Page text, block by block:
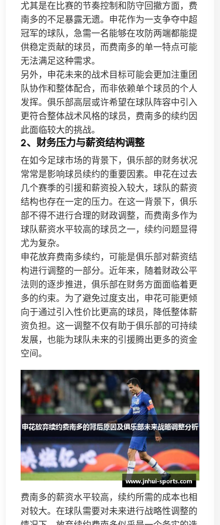
尤其是在比赛的节奏控制和防守回撤方面，费
南多的不足暴露无遗。申花作为一支争夺中超
冠军的球队，急需一名能够在攻防两端都能提
供稳定贡献的球员，而费南多的单一特点可能
无法满足这种需求。
另外，申花未来的战术目标可能会更加注重团
队协作和整体配合，而非依赖单个球员的个人
发挥。俱乐部高层或许希望在球队阵容中引入
更符合整体战术风格的球员，费南多的续约因
此面临较大的挑战。
2、财务压力与薪资结构调整
在如今足球市场的背景下，俱乐部的财务状况
常常是影响球员续约的重要因素。申花在过去
几个赛季的引援和薪资投入较大，球队的薪资
结构也存在一定的压力。在这一背景下，俱乐
部不得不进行合理的财政调整，而费南多作为
球队薪资水平较高的球员之一，续约问题显得
尤为复杂。
申花放弃费南多续约，可能是俱乐部对薪资结
构进行调整的一部分。近年来，随着财政公平
法则的逐步推进，俱乐部在财务方面面临着更
多的约束。为了避免过度支出，申花可能更倾
向于通过引入性价比更高的球员，降低整体薪
资负担。这一调整不仅有助于俱乐部的可持续
发展，也能为球队未来的引援腾出更多的资金
空间。
费南多的薪资水平较高，续约所需的成本也相
对较大。在球队需要对未来进行战略性调整的